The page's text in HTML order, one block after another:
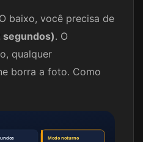
baixo, você precisa de
segundos). O
qualquer
borra a foto. Como
Modo noturno